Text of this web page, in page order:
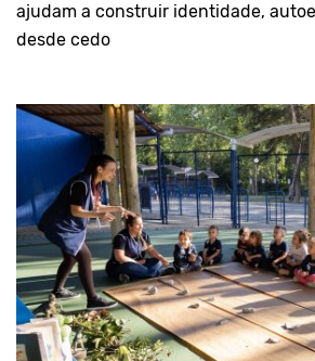
ajudam a construir identidade,
desde cedo